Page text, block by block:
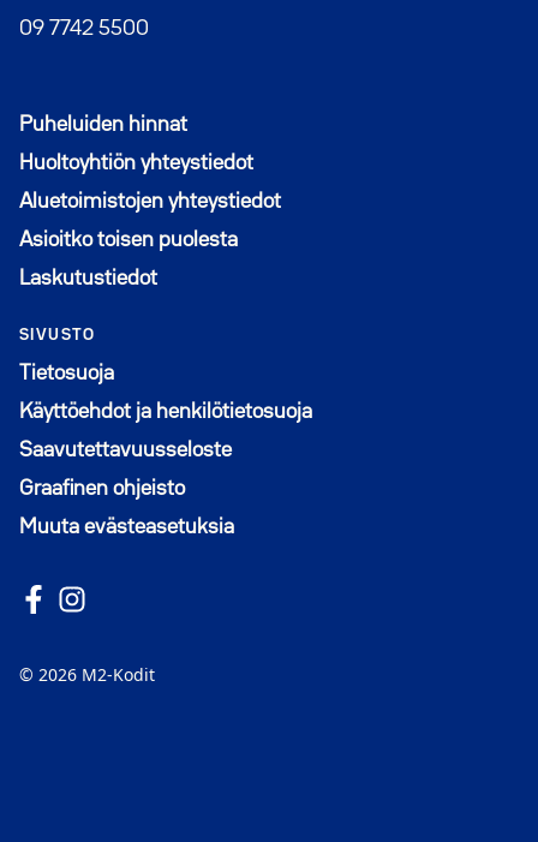
09 7742 5500
Puheluiden hinnat
Huoltoyhtiön yhteystiedot
Aluetoimistojen yhteystiedot
Asioitko toisen puolesta
Laskutustiedot
SIVUSTO
Tietosuoja
Käyttöehdot ja henkilötietosuoja
Saavutettavuusseloste
Graafinen ohjeisto
Muuta evästeasetuksia
Seuraa meitä Facebookissa
Avautuu uuteen ikkunaan
Seuraa Instagramissa
Avautuu uuteen ikkunaan
© 2026 M2-Kodit